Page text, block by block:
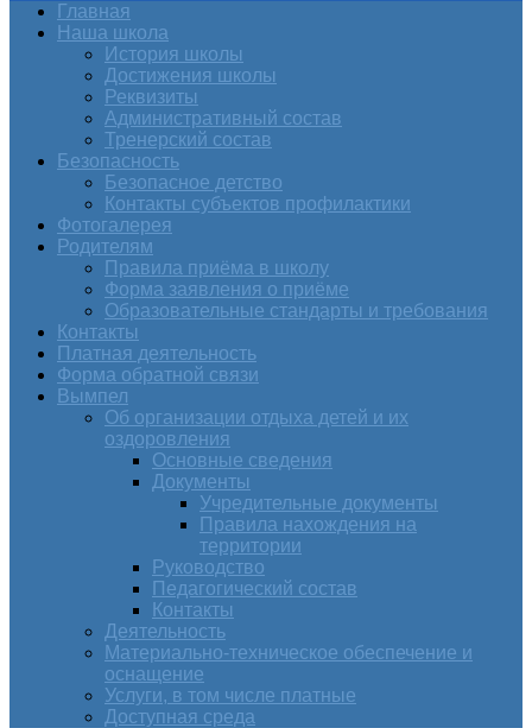
Главная
Наша школа
История школы
Достижения школы
Реквизиты
Административный состав
Тренерский состав
Безопасность
Безопасное детство
Контакты субъектов профилактики
Фотогалерея
Родителям
Правила приёма в школу
Форма заявления о приёме
Образовательные стандарты и требования
Контакты
Платная деятельность
Форма обратной связи
Вымпел
Об организации отдыха детей и их
оздоровления
Основные сведения
Документы
Учредительные документы
Правила нахождения на
территории
Руководство
Педагогический состав
Контакты
Деятельность
Материально-техническое обеспечение и
оснащение
Услуги, в том числе платные
Доступная среда